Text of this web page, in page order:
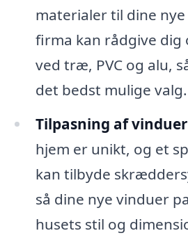
materialer til dine nye
firma kan rådgive dig
ved træ, PVC og alu,
det bedst mulige valg.
Tilpasning af
hjem er unikt, og et
kan tilbyde
så dine nye vinduer
husets stil og